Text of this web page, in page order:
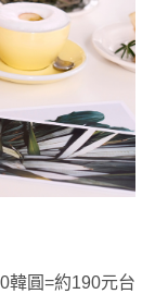
韓圓=約190元台